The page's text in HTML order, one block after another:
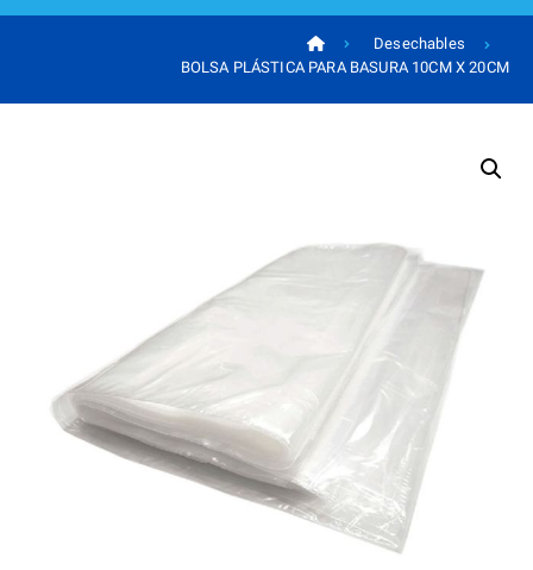
Desechables
BOLSA PLÁSTICA PARA BASURA 10CM X 20CM